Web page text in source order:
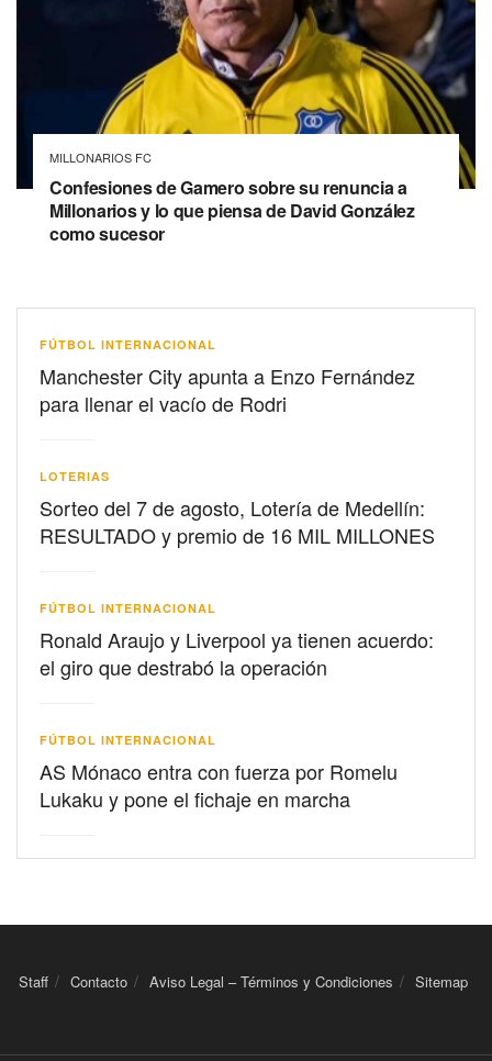
MILLONARIOS FC
Confesiones de Gamero sobre su renuncia a
Millonarios y lo que piensa de David González
como sucesor
FÚTBOL INTERNACIONAL
Manchester City apunta a Enzo Fernández
para llenar el vacío de Rodri
LOTERIAS
Sorteo del 7 de agosto, Lotería de Medellín:
RESULTADO y premio de 16 MIL MILLONES
FÚTBOL INTERNACIONAL
Ronald Araujo y Liverpool ya tienen acuerdo:
el giro que destrabó la operación
FÚTBOL INTERNACIONAL
AS Mónaco entra con fuerza por Romelu
Lukaku y pone el fichaje en marcha
Staff Contacto Aviso Legal – Términos y Condiciones Sitemap